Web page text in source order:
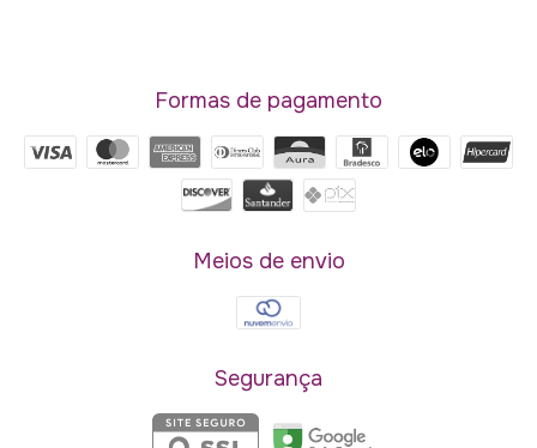
Formas de pagamento
Meios de envio
Segurança